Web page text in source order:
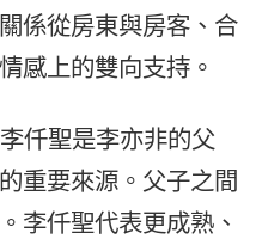
係從房東與房客、合
感上的雙向支持。
仟聖是李亦非的父
重要來源。父子之間
李仟聖代表更成熟、